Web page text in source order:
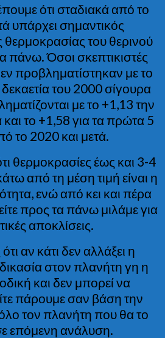
ότι σταδιακά από το
υπάρχει σημαντικός
θερμοκρασίας του θερινού
πάνω. Όσοι σκεπτικιστές
προβληματίστηκαν με το
του 2000 σίγουρα
με το +1,13 την
το +1,58 για τα πρώτα 5
το 2020 και μετά.
θερμοκρασίες έως και 3-4
από τη μέση τιμή είναι η
ενώ από κει και πέρα
προς τα πάνω μιλάμε για
αποκλίσεις.
αν κάτι δεν αλλάξει η
στον πλανήτη γη η
και δεν μπορεί να
πάρουμε σαν βάση την
τον πλανήτη που θα το
επόμενη ανάλυση.